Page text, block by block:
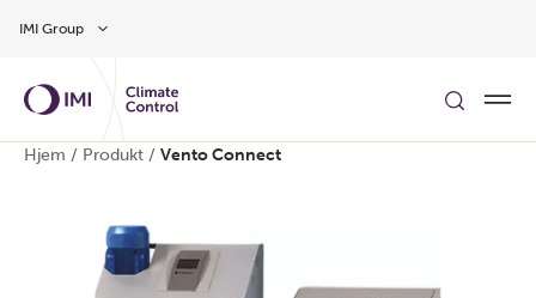
IMI Group
Hjem / Produkt / Vento Connect